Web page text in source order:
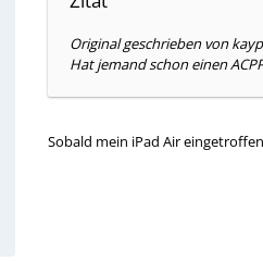
Original geschrieben von
Hat jemand schon einen
Sobald mein iPad Air